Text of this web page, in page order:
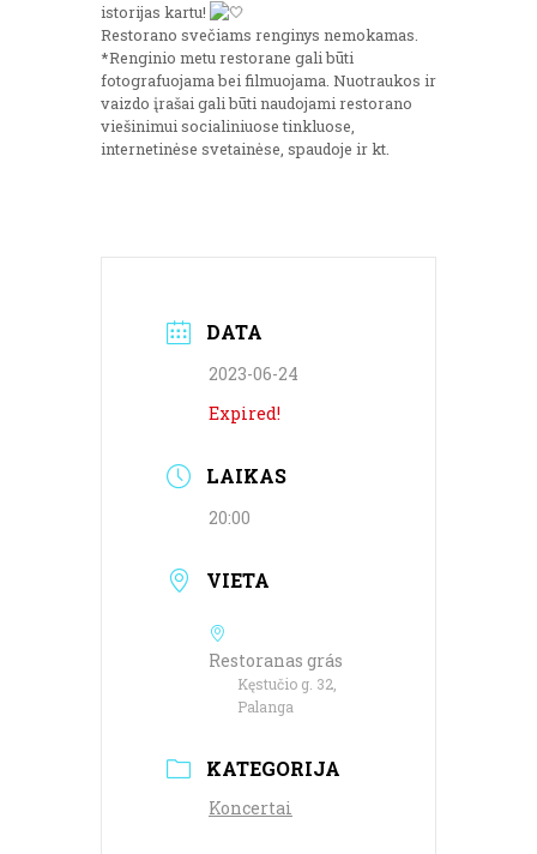
istorijas kartu!
Restorano svečiams renginys nemokamas.
*Renginio metu restorane gali būti
fotografuojama bei filmuojama. Nuotraukos ir
vaizdo įrašai gali būti naudojami restorano
viešinimui socialiniuose tinkluose,
internetinėse svetainėse, spaudoje ir kt.
DATA
2023-06-24
Expired!
LAIKAS
20:00
VIETA
Restoranas grás
Kęstučio g. 32,
Palanga
KATEGORIJA
Koncertai